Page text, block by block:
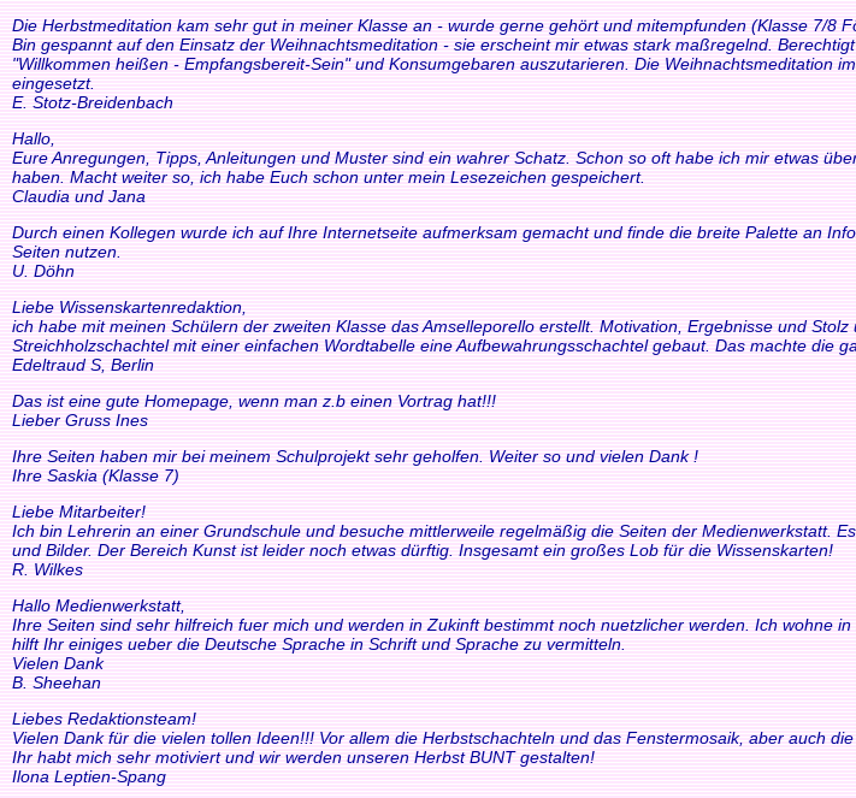
Die Herbstmeditation kam sehr gut in meiner Klasse an - wurde gerne gehört und mitempfunden (Klasse 7/8
Bin gespannt auf den Einsatz der Weihnachtsmeditation - sie erscheint mir etwas stark maßregelnd.
"Willkommen heißen - Empfangsbereit-Sein" und Konsumgebaren auszutarieren. Die Weihnachtsmeditation
eingesetzt.
E. Stotz-Breidenbach
Hallo,
Eure Anregungen, Tipps, Anleitungen und Muster sind ein wahrer Schatz. Schon so oft habe ich mir etwas
haben. Macht weiter so, ich habe Euch schon unter mein Lesezeichen gespeichert.
Claudia und Jana
Durch einen Kollegen wurde ich auf Ihre Internetseite aufmerksam gemacht und finde die breite Palette an
Seiten nutzen.
U. Döhn
Liebe Wissenskartenredaktion,
ich habe mit meinen Schülern der zweiten Klasse das Amselleporello erstellt. Motivation, Ergebnisse und
Streichholzschachtel mit einer einfachen Wordtabelle eine Aufbewahrungsschachtel gebaut. Das machte die
Edeltraud S, Berlin
Das ist eine gute Homepage, wenn man z.b einen Vortrag hat!!!
Lieber Gruss Ines
Ihre Seiten haben mir bei meinem Schulprojekt sehr geholfen. Weiter so und vielen Dank !
Ihre Saskia (Klasse 7)
Liebe Mitarbeiter!
Ich bin Lehrerin an einer Grundschule und besuche mittlerweile regelmäßig die Seiten der Medienwerkstatt.
und Bilder. Der Bereich Kunst ist leider noch etwas dürftig. Insgesamt ein großes Lob für die Wissenskarten!
R. Wilkes
Hallo Medienwerkstatt,
Ihre Seiten sind sehr hilfreich fuer mich und werden in Zukinft bestimmt noch nuetzlicher werden. Ich wohne
hilft Ihr einiges ueber die Deutsche Sprache in Schrift und Sprache zu vermitteln.
Vielen Dank
B. Sheehan
Liebes Redaktionsteam!
Vielen Dank für die vielen tollen Ideen!!! Vor allem die Herbstschachteln und das Fenstermosaik, aber auch
Ihr habt mich sehr motiviert und wir werden unseren Herbst BUNT gestalten!
Ilona Leptien-Spang